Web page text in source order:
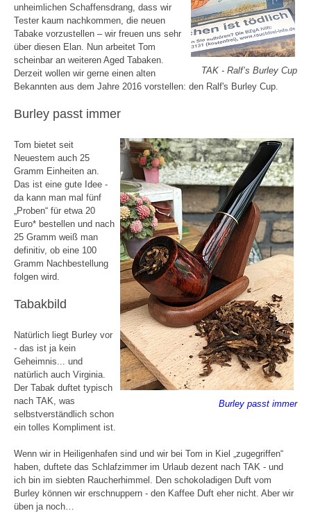
TAK - Ralf’s Burley Cup
unheimlichen Schaffensdrang, dass wir
Tester kaum nachkommen, die neuen
Tabake vorzustellen – wir freuen uns sehr
über diesen Elan. Nun arbeitet Tom
scheinbar an weiteren Aged Tabaken.
Derzeit wollen wir gerne einen alten
Bekannten aus dem Jahre 2016 vorstellen: den Ralf's Burley Cup.
Burley passt immer
Burley passt immer
Tom bietet seit
Neuestem auch 25
Gramm Einheiten an.
Das ist eine gute Idee -
da kann man mal fünf
„Proben“ für etwa 20
Euro* bestellen und nach
25 Gramm weiß man
definitiv, ob eine 100
Gramm Nachbestellung
folgen wird.
Tabakbild
Natürlich liegt Burley vor
- das ist ja kein
Geheimnis... und
natürlich auch Virginia.
Der Tabak duftet typisch
nach TAK, was
selbstverständlich schon
ein tolles Kompliment ist.
Wenn wir in Heiligenhafen sind und wir bei Tom in Kiel „zugegriffen“
haben, duftete das Schlafzimmer im Urlaub dezent nach TAK - und
ich bin im siebten Raucherhimmel. Den schokoladigen Duft vom
Burley können wir erschnuppern - den Kaffee Duft eher nicht. Aber wir
üben ja noch…